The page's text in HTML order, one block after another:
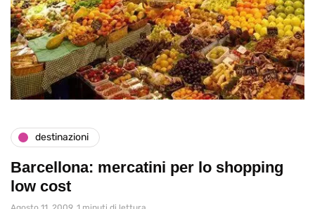
destinazioni
Barcellona: mercatini per lo shopping
low cost